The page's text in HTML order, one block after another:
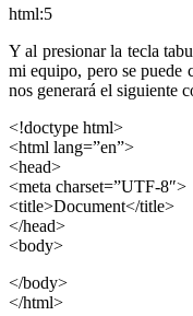
html:5
Y al presionar la tecla
mi equipo, pero se puede
nos generará el siguiente
<!doctype html>
<html lang=”en”>
<head>
<meta charset=”UTF-8″>
<title>Document</title>
</head>
<body>
</body>
</html>